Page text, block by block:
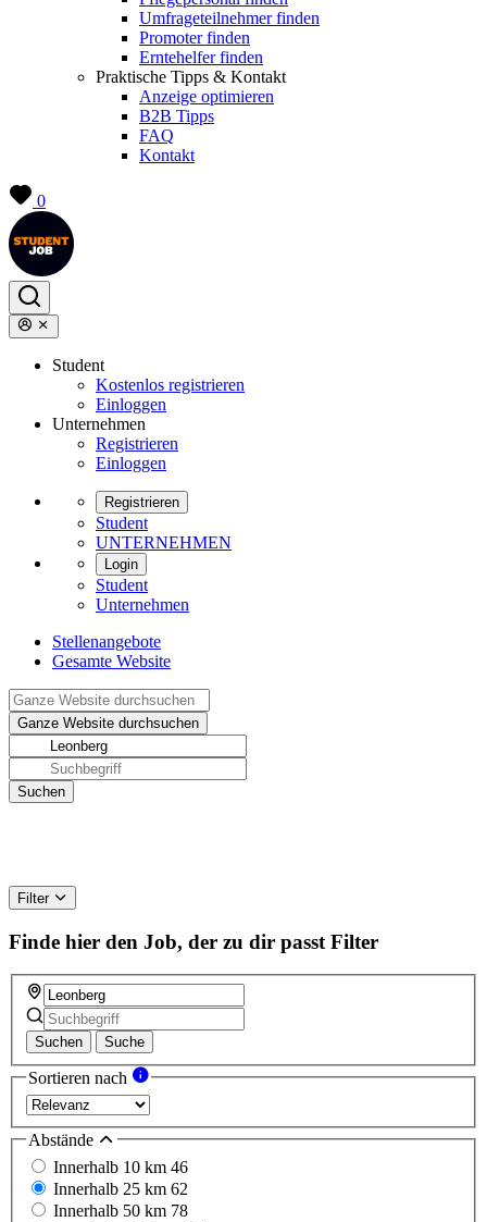
Umfrageteilnehmer finden
Promoter finden
Erntehelfer finden
Praktische Tipps & Kontakt
Anzeige optimieren
B2B Tipps
FAQ
Kontakt
0
Student
Kostenlos registrieren
Einloggen
Unternehmen
Registrieren
Einloggen
Registrieren
Student
UNTERNEHMEN
Login
Student
Unternehmen
Stellenangebote
Gesamte Website
Filter
Finde hier den Job, der zu dir passt Filter
Suchen Suche
Sortieren nach
Abstände
Innerhalb 10 km 46
Innerhalb 25 km 62
Innerhalb 50 km 78